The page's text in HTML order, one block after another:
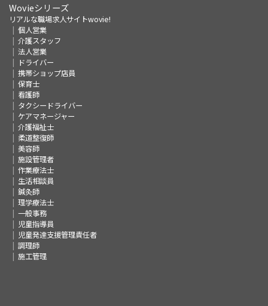
Wovieシリーズ
リアルな職場求人サイトwovie!
個人営業
介護スタッフ
法人営業
ドライバー
携帯ショップ店員
保育士
看護師
タクシードライバー
ケアマネージャー
介護福祉士
柔道整復師
美容師
施設管理者
作業療法士
生活相談員
鍼灸師
理学療法士
一般事務
児童指導員
児童発達支援管理責任者
調理師
施工管理